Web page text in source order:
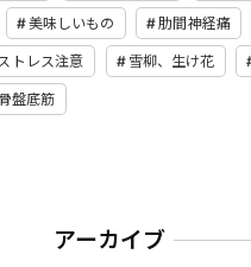
美味しいもの 肋間神経痛
トレス注意 雪柳、生け花
骨盤底筋
アーカイブ